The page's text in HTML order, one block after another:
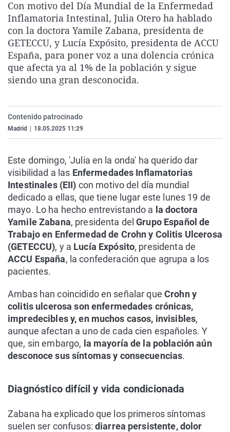
La rosa de los vientos
Gente viajera
Como el perro y el
Caso
Retornados
Equipo de
Operación Viuda
Extremadura
Galicia
La Rioja
Navarra
Virales
Televisión
Elecciones
Con motivo del Día Mundial de la Enfermedad
Inflamatoria Intestinal, Julia Otero ha hablado
con la doctora Yamile Zabana, presidenta de
GETECCU, y Lucía Expósito, presidenta de ACCU
España, para poner voz a una dolencia crónica
que afecta ya al 1% de la población y sigue
siendo una gran desconocida.
Contenido patrocinado
Madrid 18.05.2025 11:29
Este domingo, 'Julia en la onda' ha querido dar
visibilidad a las Enfermedades Inflamatorias
Intestinales (EII) con motivo del día mundial
dedicado a ellas, que tiene lugar este lunes 19 de
mayo. Lo ha hecho entrevistando a la doctora
Yamile Zabana, presidenta delGrupo Español de
Trabajo en Enfermedad de Crohn y Colitis Ulcerosa
(GETECCU), y a Lucía Expósito, presidenta de
ACCU España, la confederación que agrupa a los
pacientes.
Ambas han coincidido en señalar queCrohn y
colitis ulcerosa son enfermedades crónicas,
impredecibles y, en muchos casos, invisibles,
aunque afectan a uno de cada cien españoles. Y
que, sin embargo, la mayoría de la población aún
desconoce sus síntomas y consecuencias.
Diagnóstico difícil y vida condicionada
Zabana ha explicado que los primeros síntomas
suelen ser confusos: diarrea persistente, dolor